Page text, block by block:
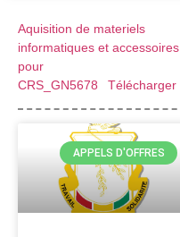
Aquisition de materiels
informatiques et accessoires
pour
CRS_GN5678
Télécharger
APPELS D'OFFRES